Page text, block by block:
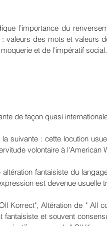
l’importance du
valeurs des mots et valeurs
et de l’impératif social.
de façon quasi
suivante : cette locution
volontaire à l'American
fantaisiste du
est devenue usuelle
Korrect", Altération de " All
et souvent